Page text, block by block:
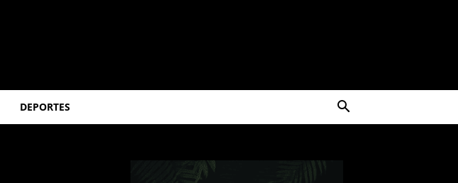
DEPORTES